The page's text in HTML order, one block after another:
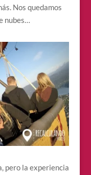
Nos quedamos
nubes…
pero la experiencia